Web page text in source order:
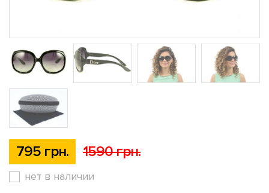
795 грн. 1590 грн.
нет в наличии